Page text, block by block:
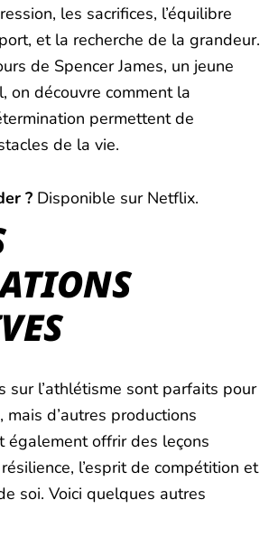
les sacrifices, l’équilibre
et la recherche de la grandeur.
de Spencer James, un jeune
on découvre comment la
permettent de
de la vie.
? Disponible sur Netflix.
sur l’athlétisme sont parfaits pour
mais d’autres productions
également offrir des leçons
l’esprit de compétition et
soi. Voici quelques autres